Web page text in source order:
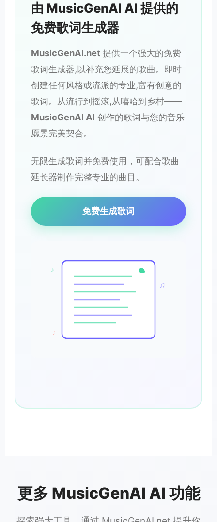
由 MusicGenAI AI 提供的
免费歌词生成器
MusicGenAI.net 提供一个强大的免费
歌词生成器,以补充您延展的歌曲。即时
创建任何风格或流派的专业,富有创意的
歌词。从流行到摇滚,从嘻哈到乡村——
MusicGenAI AI 创作的歌词与您的音乐
愿景完美契合。
无限生成歌词并免费使用，可配合歌曲
延长器制作完整专业的曲目。
免费生成歌词
♪
♫
♪
更多 MusicGenAI AI 功能